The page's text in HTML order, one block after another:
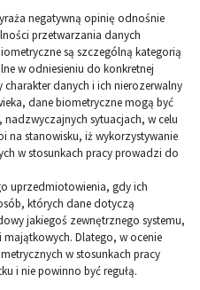
negatywną opinię odnośnie
przetwarzania danych
są szczególną kategorią
w odniesieniu do konkretnej
danych i ich nierozerwalny
dane biometryczne mogą być
sytuacjach, w celu
na stanowisku, iż wykorzystywanie
w stosunkach pracy prowadzi do
uprzedmiotowienia, gdy ich
których dane dotyczą
jakiegoś zewnętrznego systemu,
Dlatego, w ocenie
w stosunkach pracy
i nie powinno być regułą.